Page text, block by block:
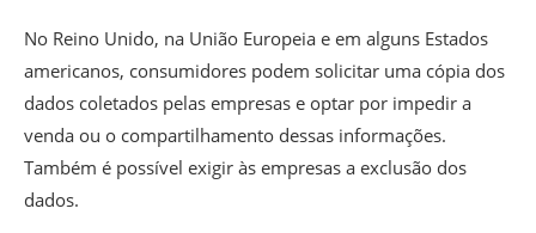
No Reino Unido, na União Europeia e em alguns Estados
americanos, consumidores podem solicitar uma cópia dos
dados coletados pelas empresas e optar por impedir a
venda ou o compartilhamento dessas informações.
Também é possível exigir às empresas a exclusão dos
dados.